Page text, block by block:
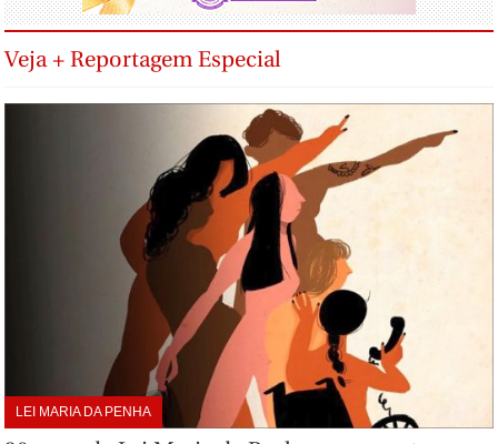
Veja + Reportagem Especial
LEI MARIA DA PENHA